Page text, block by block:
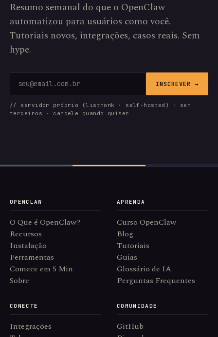
Resumo semanal do que o OpenClaw
automatizou para usuários como você.
Tutoriais novos, integrações, casos reais. Sem
hype.
INSCREVER →
// servidor próprio (listmonk · self-hosted) · sem
terceiros · cancele quando quiser
OPENCLAW
O Que é OpenClaw?
Recursos
Instalação
Ferramentas
Comece em 5 Min
Sobre
APRENDA
Curso OpenClaw
Blog
Tutoriais
Guias
Glossário de IA
Perguntas Frequentes
CONECTE
Integrações
COMUNIDADE
GitHub